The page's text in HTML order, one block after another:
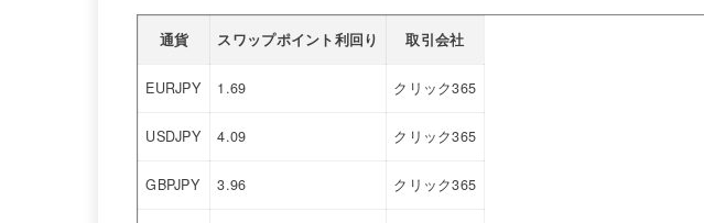
通貨 スワップポイント利回り 取引会社
EURJPY 1.69 クリック365
USDJPY 4.09 クリック365
GBPJPY 3.96 クリック365